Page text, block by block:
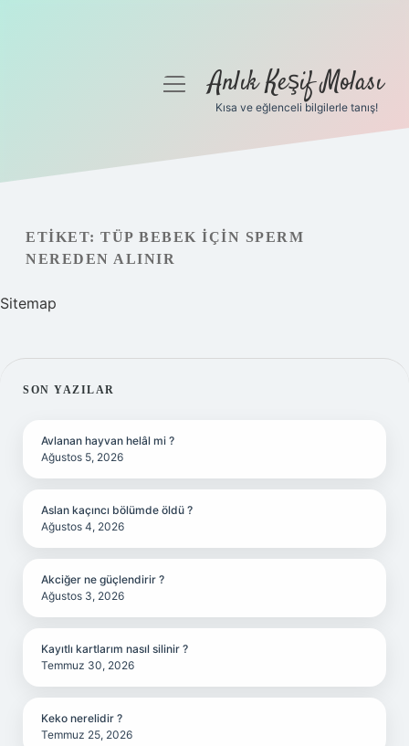
Gizlilik Politikası
Hakkımızda
menüyüAnlık Keşif Molası
Kısa ve eğlenceli bilgilerle tanış!
ETIKET: TÜP BEBEK IÇIN SPERM
NEREDEN ALINIR
Sitemap
SIDEBAR
SON YAZILAR
Avlanan hayvan helâl mi ?
Ağustos 5, 2026
Aslan kaçıncı bölümde öldü ?
Ağustos 4, 2026
Akciğer ne güçlendirir ?
Ağustos 3, 2026
Kayıtlı kartlarım nasıl silinir ?
Temmuz 30, 2026
Keko nerelidir ?
Temmuz 25, 2026